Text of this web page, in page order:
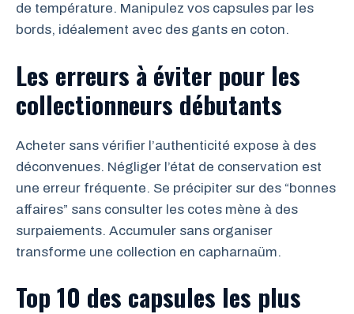
de température. Manipulez vos capsules par les
bords, idéalement avec des gants en coton.
Les erreurs à éviter pour les
collectionneurs débutants
Acheter sans vérifier l’authenticité expose à des
déconvenues. Négliger l’état de conservation est
une erreur fréquente. Se précipiter sur des “bonnes
affaires” sans consulter les cotes mène à des
surpaiements. Accumuler sans organiser
transforme une collection en capharnaüm.
Top 10 des capsules les plus